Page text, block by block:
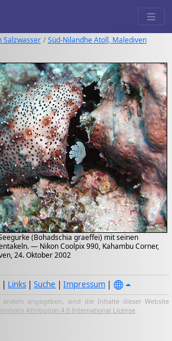
Salzwasser
Süd-Nilandhe Atoll, Malediven
(Bohadschia graeffei) mit seinen
— Nikon Coolpix 990, Kahambu Corner,
24. Oktober 2002
| Links |Suche |Impressum |
anders angegeben, sind die Inhalte dieser Website
Attribution 4.0 International License.